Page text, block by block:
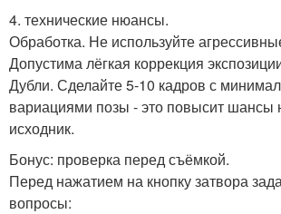
4. технические нюансы.
Обработка. Не используйте
Допустима лёгкая коррекция
Дубли. Сделайте 5-10 кадров с
вариациями позы - это повысит шансы
исходник.
Бонус: проверка перед съёмкой.
Перед нажатием на кнопку затвора
вопросы: